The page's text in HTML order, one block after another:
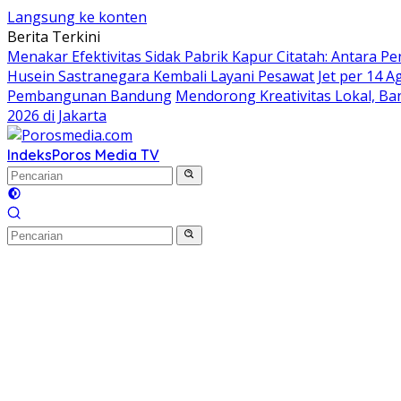
Langsung ke konten
Berita Terkini
Menakar Efektivitas Sidak Pabrik Kapur Citatah: Antara
Husein Sastranegara Kembali Layani Pesawat Jet per 14
Pembangunan Bandung Mendorong Kreativitas Lokal,
2026 di Jakarta
IndeksPoros Media TV